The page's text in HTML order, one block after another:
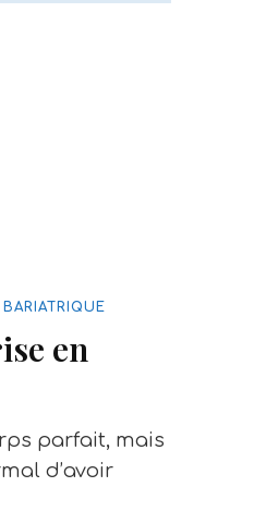
en
parfait, mais
d’avoir